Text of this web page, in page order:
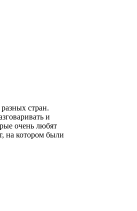
стран.
и
очень любят
на котором были